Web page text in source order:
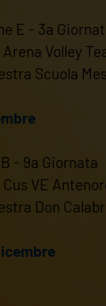
E - 3a
Volley
Scuola
- 9a Giornata
VE
Don